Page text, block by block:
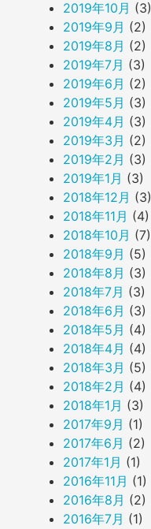
2019年10月 (3)
2019年9月 (2)
2019年8月 (2)
2019年7月 (3)
2019年6月 (2)
2019年5月 (3)
2019年4月 (3)
2019年3月 (2)
2019年2月 (3)
2019年1月 (3)
2018年12月 (3)
2018年11月 (4)
2018年10月 (7)
2018年9月 (5)
2018年8月 (3)
2018年7月 (3)
2018年6月 (3)
2018年5月 (4)
2018年4月 (4)
2018年3月 (5)
2018年2月 (4)
2018年1月 (3)
2017年9月 (1)
2017年6月 (2)
2017年1月 (1)
2016年11月 (1)
2016年8月 (2)
2016年7月 (1)